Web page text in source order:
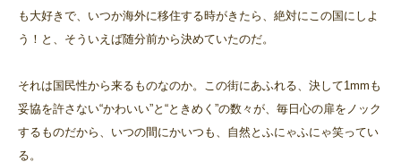
も大好きで、いつか海外に移住する時がきたら、絶対にこの国にしよ
う！と、そういえば随分前から決めていたのだ。
それは国民性から来るものなのか。この街にあふれる、決して1mmも
妥協を許さない“かわいい”と“ときめく”の数々が、毎日心の扉をノック
するものだから、いつの間にかいつも、自然とふにゃふにゃ笑ってい
る。